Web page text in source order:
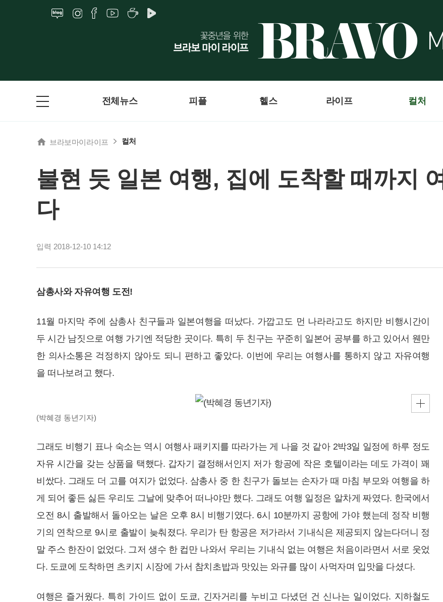
전체뉴스 피플 헬스 라이프 컬처
브라보마이라이프 컬처
불현 듯 일본 여행, 집에 도착할 때까지
다
입력 2018-12-10 14:12
삼총사와 자유여행 도전!
11월 마지막 주에 삼총사 친구들과 일본여행을 떠났다. 가깝고도 먼 나라라고도 하지만 비행시간이
두 시간 남짓으로 여행 가기엔 적당한 곳이다. 특히 두 친구는 꾸준히 일본어 공부를 하고 있어서 웬만
한 의사소통은 걱정하지 않아도 되니 편하고 좋았다. 이번에 우리는 여행사를 통하지 않고 자유여행
을 떠나보려고 했다.
(박혜경 동년기자)
그래도 비행기 표나 숙소는 역시 여행사 패키지를 따라가는 게 나을 것 같아 2박3일 일정에 하루 정도
자유 시간을 갖는 상품을 택했다. 갑자기 결정해서인지 저가 항공에 작은 호텔이라는 데도 가격이 꽤
비쌌다. 그래도 더 고를 여지가 없었다. 삼총사 중 한 친구가 돌보는 손자가 때 마침 부모와 여행을 하
게 되어 좋든 싫든 우리도 그날에 맞추어 떠나야만 했다. 그래도 여행 일정은 알차게 짜였다. 한국에서
오전 8시 출발해서 돌아오는 날은 오후 8시 비행기였다. 6시 10분까지 공항에 가야 했는데 정작 비행
기의 연착으로 9시로 출발이 늦춰졌다. 우리가 탄 항공은 저가라서 기내식은 제공되지 않는다더니 정
말 주스 한잔이 없었다. 그저 생수 한 컵만 나와서 우리는 기내식 없는 여행은 처음이라면서 서로 웃었
다. 도쿄에 도착하면 츠키지 시장에 가서 참치초밥과 맛있는 와규를 많이 사먹자며 입맛을 다셨다.
여행은 즐거웠다. 특히 가이드 없이 도쿄, 긴자거리를 누비고 다녔던 건 신나는 일이었다. 지하철도